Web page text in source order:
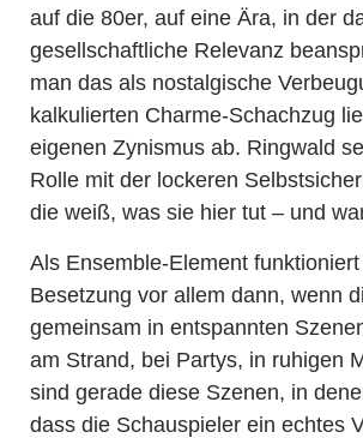
auf die 80er, auf eine Ära, in der
gesellschaftliche Relevanz
man das als nostalgische
kalkulierten Charme-Schachzug
eigenen Zynismus ab. Ringwald
Rolle mit der lockeren
die weiß, was sie hier tut – und
Als Ensemble-Element
Besetzung vor allem dann, wenn
gemeinsam in entspannten
am Strand, bei Partys, in ruhigen
sind gerade diese Szenen, in
dass die Schauspieler ein echtes